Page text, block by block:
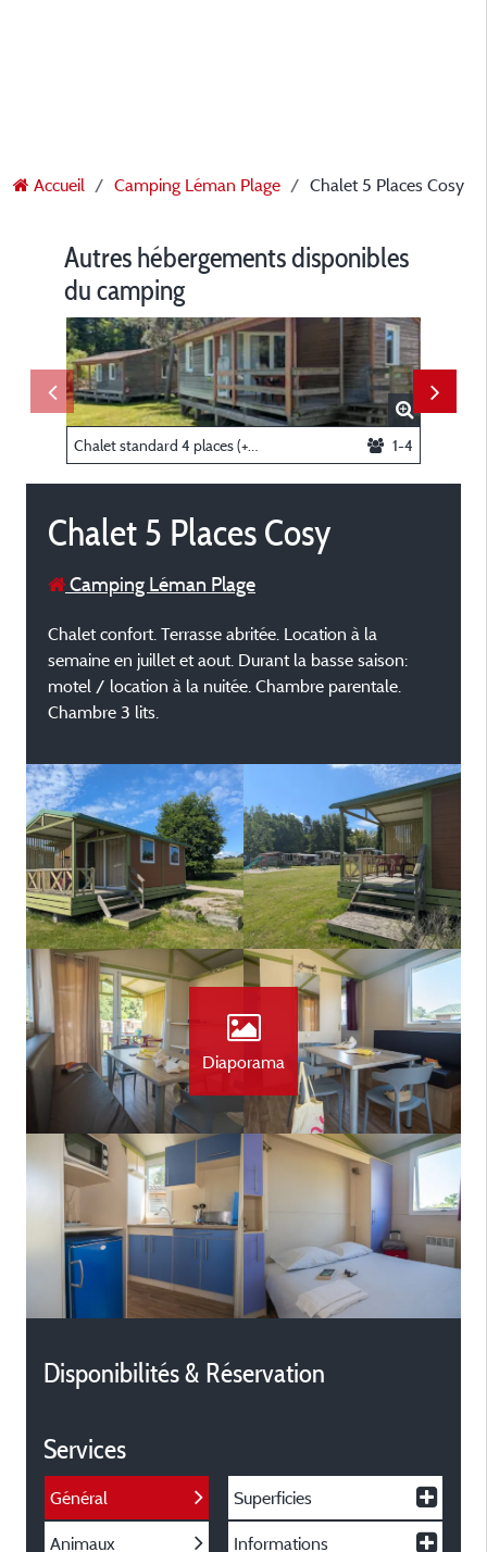
Accueil Camping Léman Plage Chalet 5 Places Cosy
Autres hébergements disponibles
du camping
1-4
Chalet 5 Places Cosy
Camping Léman Plage
Chalet confort. Terrasse abritée. Location à la
semaine en juillet et aout. Durant la basse saison:
motel / location à la nuitée. Chambre parentale.
Chambre 3 lits.
Diaporama
Disponibilités & Réservation
Services
Général
Animaux
Superficies
Informations